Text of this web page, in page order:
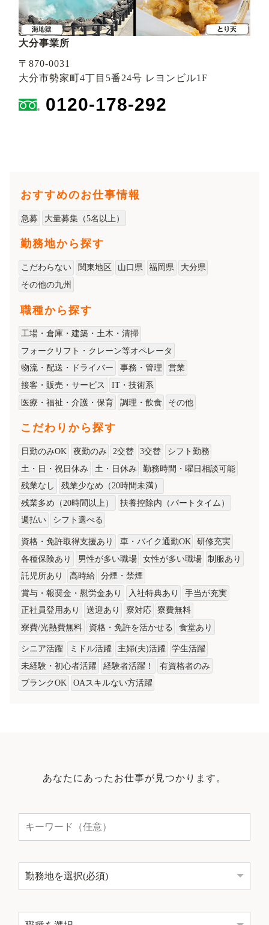
大分事業所
〒870-0031
大分市勢家町4丁目5番24号 レヨンビル1F
0120-178-292
おすすめのお仕事情報
急募 大量募集（5名以上）
勤務地から探す
こだわらない 関東地区 山口県 福岡県
大分県
その他の九州
職種から探す
工場・倉庫・建築・土木・清掃
フォークリフト・クレーン等オペレータ
物流・配送・ドライバー
事務・管理
営業
接客・販売・サービス
IT・技術系
医療・福祉・介護・保育
調理・飲食 その他
こだわりから探す
日勤のみOK 夜勤のみ 2交替 3交替
シフト勤務
土・日・祝日休み
土・日休み
勤務時間・曜日相談可能
残業なし
残業少なめ（20時間未満）
残業多め（20時間以上）
扶養控除内（パートタイム）
週払い
シフト選べる
資格・免許取得支援あり 車・バイク通勤OK
研修充実
各種保険あり
男性が多い職場 女性が多い職場
制服あり
託児所あり
高時給
分煙・禁煙
賞与・報奨金・慰労金あり
入社特典あり
手当が充実
正社員登用あり
送迎あり 寮対応
寮費無料
寮費/光熱費無料
資格・免許を活かせる 食堂あり
シニア活躍 ミドル活躍 主婦(夫)活躍
学生活躍
未経験・初心者活躍
経験者活躍！
有資格者のみ
ブランクOK
OAスキルない方活躍
あなたにあったお仕事が見つかります。